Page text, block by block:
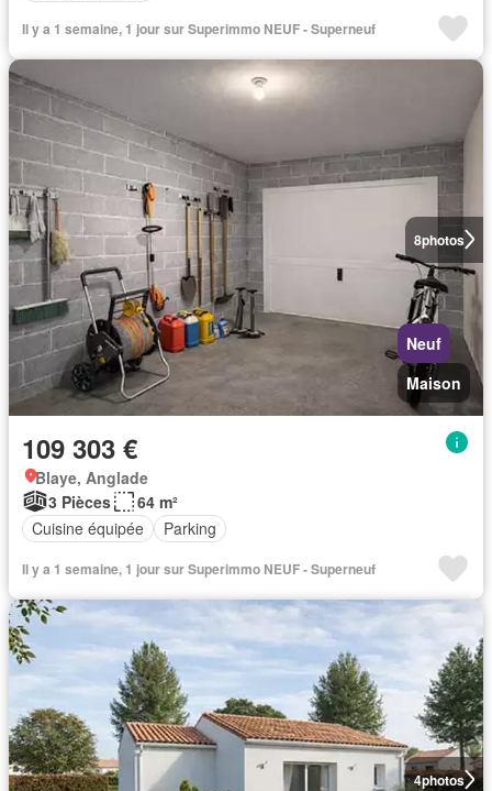
Il y a 1 semaine, 1 jour sur Superimmo NEUF - Superneuf
8photos
Neuf
Maison
109 303 €
Blaye, Anglade
3 Pièces
64 m²
Cuisine équipée
Parking
Il y a 1 semaine, 1 jour sur Superimmo NEUF - Superneuf
4photos